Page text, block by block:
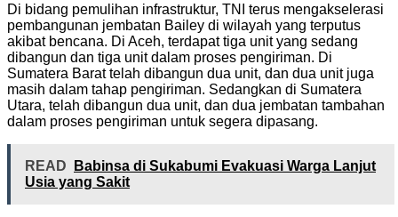
Di bidang pemulihan infrastruktur, TNI terus mengakselerasi
pembangunan jembatan Bailey di wilayah yang terputus
akibat bencana. Di Aceh, terdapat tiga unit yang sedang
dibangun dan tiga unit dalam proses pengiriman. Di
Sumatera Barat telah dibangun dua unit, dan dua unit juga
masih dalam tahap pengiriman. Sedangkan di Sumatera
Utara, telah dibangun dua unit, dan dua jembatan tambahan
dalam proses pengiriman untuk segera dipasang.
READ
Babinsa di Sukabumi Evakuasi Warga Lanjut
Usia yang Sakit